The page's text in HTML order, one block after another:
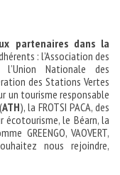
partenaires dans la
: l’Association des
l’Union Nationale des
des Stations Vertes
un tourisme responsable
ATH), la FROTSI PACA, des
écotourisme, le Béarn, la
GREENGO, VAOVERT,
nous rejoindre,